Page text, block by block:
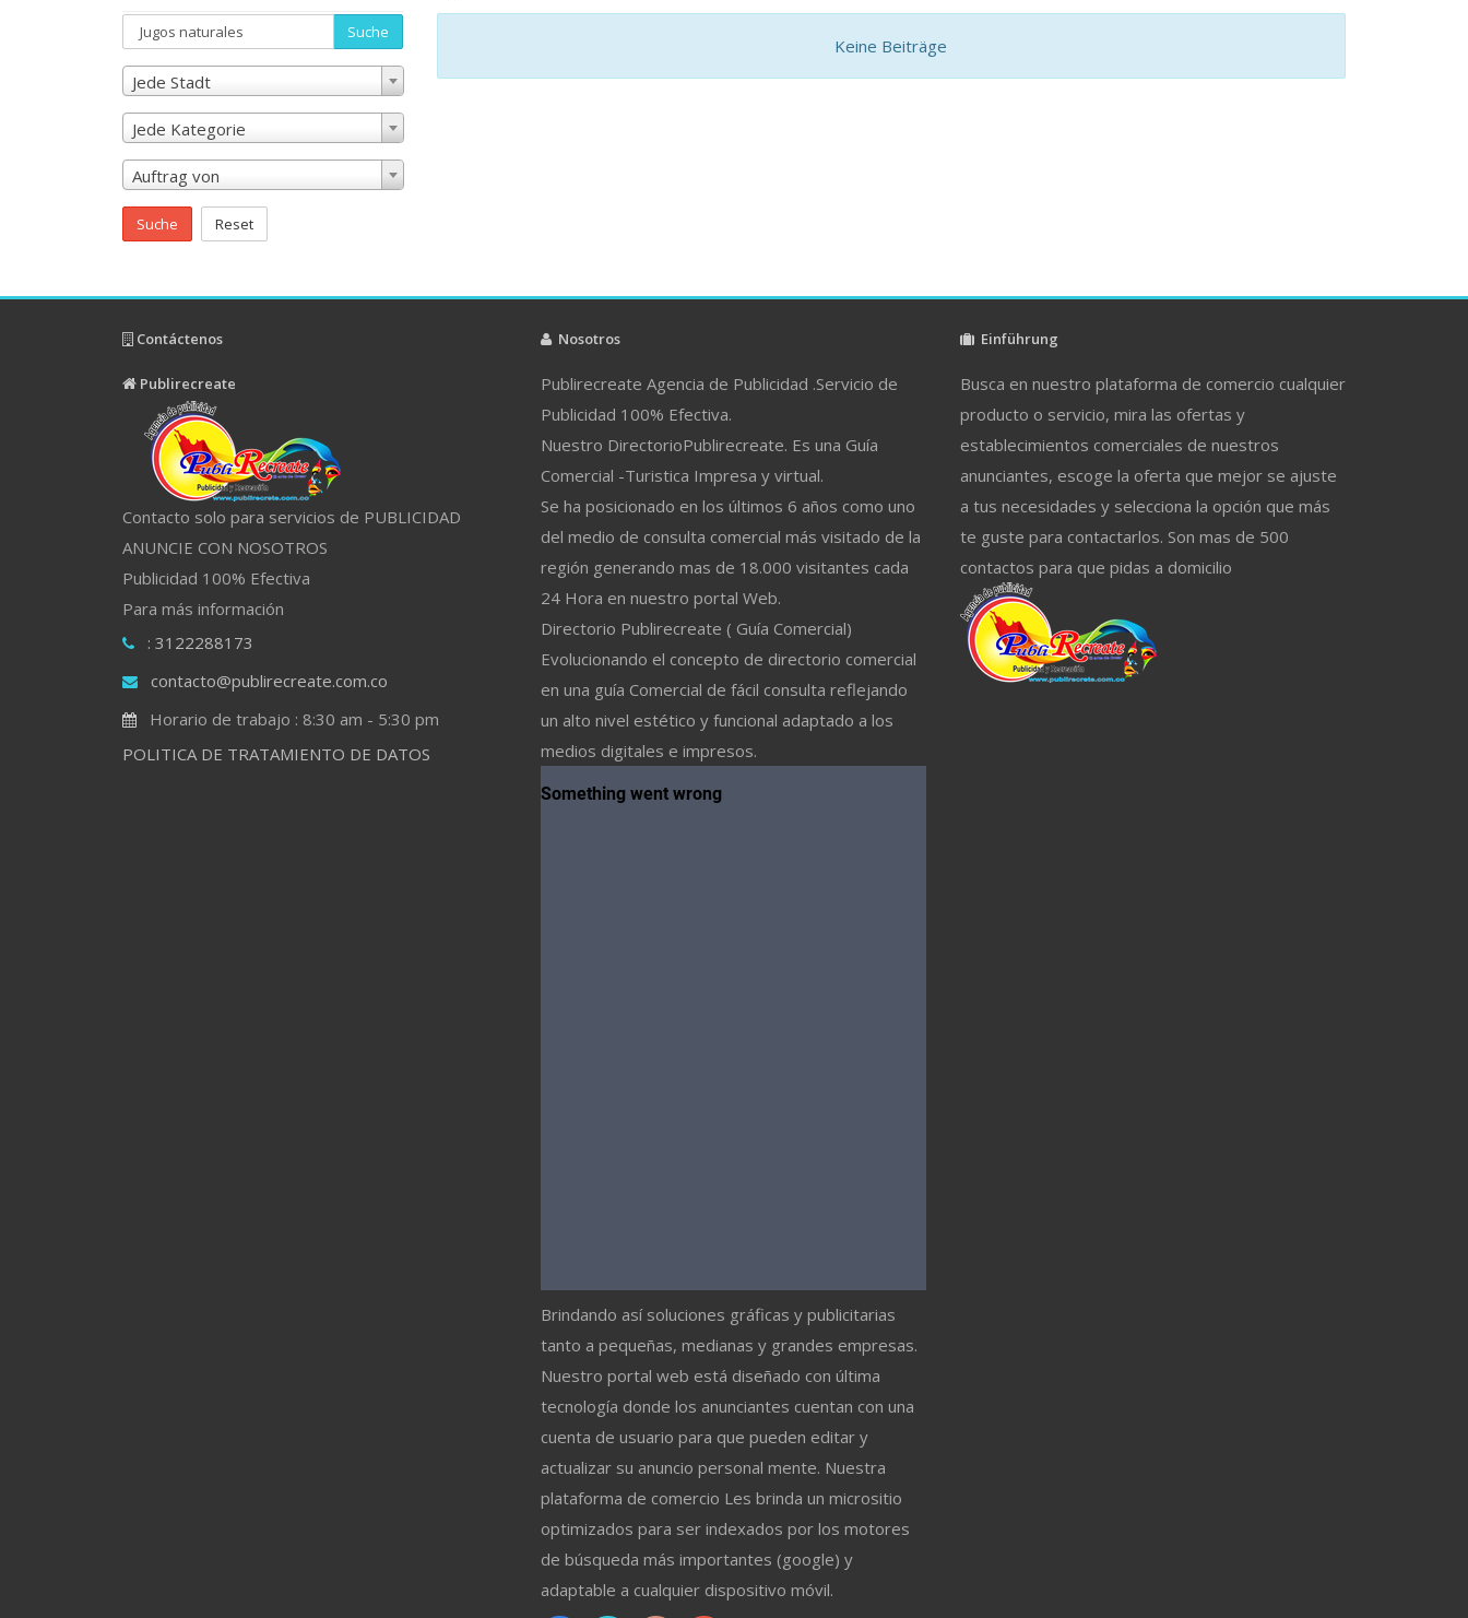
Suche
Jede Stadt
Jede Kategorie
Auftrag von
Suche Reset
Keine Beiträge
Contáctenos
Publirecreate
Contacto solo para servicios de PUBLICIDAD
ANUNCIE CON NOSOTROS
Publicidad 100% Efectiva
Para más información
: 3122288173
contacto@publirecreate.com.co
Horario de trabajo : 8:30 am - 5:30 pm
POLITICA DE TRATAMIENTO DE DATOS
Nosotros
Publirecreate Agencia de Publicidad .Servicio de
Publicidad 100% Efectiva.
Nuestro DirectorioPublirecreate. Es una Guía
Comercial -Turistica Impresa y virtual.
Se ha posicionado en los últimos 6 años como uno
del medio de consulta comercial más visitado de la
región generando mas de 18.000 visitantes cada
24 Hora en nuestro portal Web.
Directorio Publirecreate ( Guía Comercial)
Evolucionando el concepto de directorio comercial
en una guía Comercial de fácil consulta reflejando
un alto nivel estético y funcional adaptado a los
medios digitales e impresos.
Brindando así soluciones gráficas y publicitarias
tanto a pequeñas, medianas y grandes empresas.
Nuestro portal web está diseñado con última
tecnología donde los anunciantes cuentan con una
cuenta de usuario para que pueden editar y
actualizar su anuncio personal mente. Nuestra
plataforma de comercio Les brinda un micrositio
optimizados para ser indexados por los motores
de búsqueda más importantes (google) y
adaptable a cualquier dispositivo móvil.
Einführung
Busca en nuestro plataforma de comercio cualquier
producto o servicio, mira las ofertas y
establecimientos comerciales de nuestros
anunciantes, escoge la oferta que mejor se ajuste
a tus necesidades y selecciona la opción que más
te guste para contactarlos. Son mas de 500
contactos para que pidas a domicilio